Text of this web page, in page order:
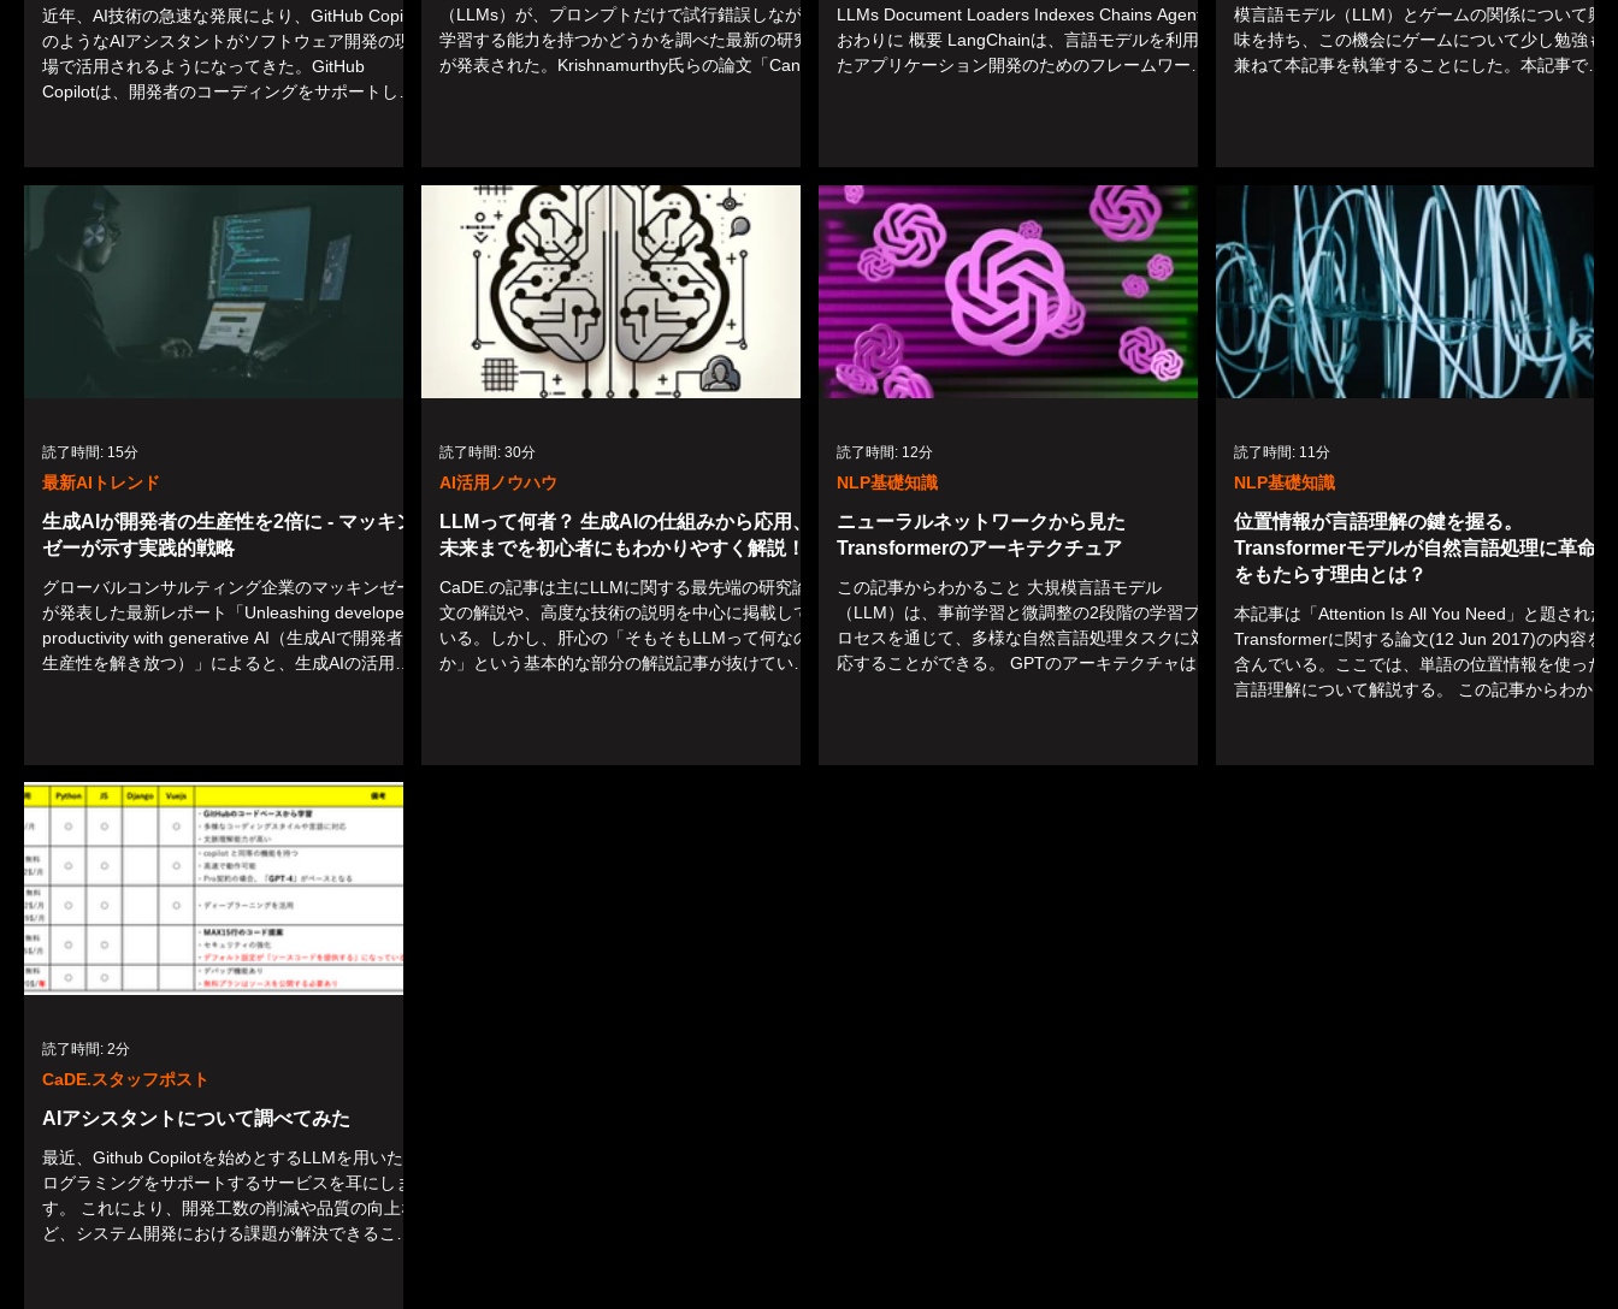
近年、AI技術の急速な発展により、GitHub Copilot
のようなAIアシスタントがソフトウェア開発の現
場で活用されるようになってきた。GitHub
Copilotは、開発者のコーディングをサポートし、
（LLMs）が、プロンプトだけで試行錯誤しながら
学習する能力を持つかどうかを調べた最新の研究
が発表された。Krishnamurthy氏らの論文「Can
LLMs Document Loaders Indexes Chains Agents
おわりに 概要 LangChainは、言語モデルを利用し
たアプリケーション開発のためのフレームワーク
模言語モデル（LLM）とゲームの関係について興
味を持ち、この機会にゲームについて少し勉強も
兼ねて本記事を執筆することにした。本記事で
生成AIが開発者の生産性を2倍に - マッキン
ゼーが示す実践的戦略
グローバルコンサルティング企業のマッキンゼー
が発表した最新レポート「Unleashing developer
productivity with generative AI（生成AIで開発者の
生産性を解き放つ）」によると、生成AIの活用に
最新AIトレンド
読了時間: 15分
LLMって何者？ 生成AIの仕組みから応用、
未来までを初心者にもわかりやすく解説！
CaDE.の記事は主にLLMに関する最先端の研究論
文の解説や、高度な技術の説明を中心に掲載して
いる。しかし、肝心の「そもそもLLMって何なの
か」という基本的な部分の解説記事が抜けている
AI活用ノウハウ
読了時間: 30分
ニューラルネットワークから見た
Transformerのアーキテクチュア
この記事からわかること 大規模言語モデル
（LLM）は、事前学習と微調整の2段階の学習プ
ロセスを通じて、多様な自然言語処理タスクに対
応することができる。 GPTのアーキテクチャは、
NLP基礎知識
読了時間: 12分
位置情報が言語理解の鍵を握る。
Transformerモデルが自然言語処理に革命
をもたらす理由とは？
本記事は「Attention Is All You Need」と題された
Transformerに関する論文(12 Jun 2017)の内容を
含んでいる。ここでは、単語の位置情報を使った
言語理解について解説する。 この記事からわかる
NLP基礎知識
読了時間: 11分
AIアシスタントについて調べてみた
最近、Github Copilotを始めとするLLMを用いたプ
ログラミングをサポートするサービスを耳にしま
す。 これにより、開発工数の削減や品質の向上な
ど、システム開発における課題が解決できること
CaDE.スタッフポスト
読了時間: 2分